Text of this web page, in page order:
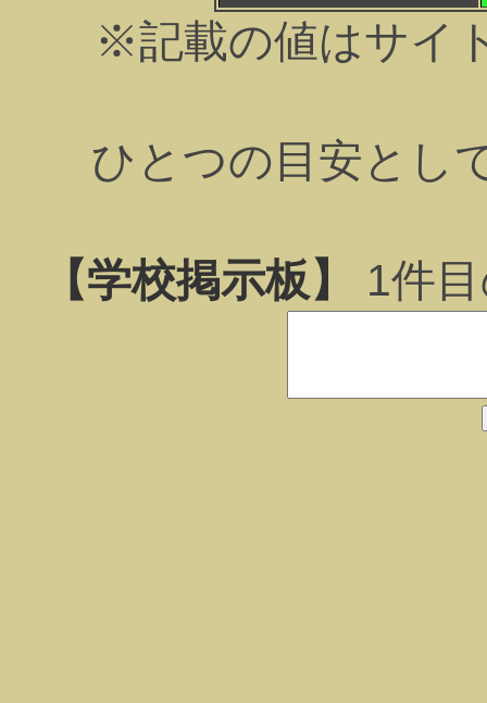
※記載の値はサイ
ひとつの目安とし
【学校掲示板】 1件